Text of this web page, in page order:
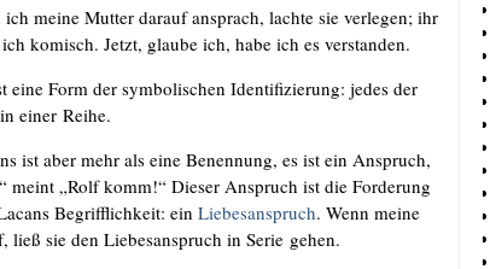
mei­ne Mut­ter dar­auf ansprach, lach­te sie ver­le­gen; ihr
komisch. Jetzt, glau­be ich, habe ich es verstanden.
eine Form der sym­bo­li­schen Iden­ti­fi­zie­rung: jedes der
einer Reihe.
ist aber mehr als eine Benen­nung, es ist ein Anspruch,
meint „Rolf komm!“ Die­ser Anspruch ist die For­de­rung
Begriff­lich­keit: einLie­bes­an­spruch. Wenn mei­ne
ließ sie den Lie­bes­an­spruch in Serie gehen.